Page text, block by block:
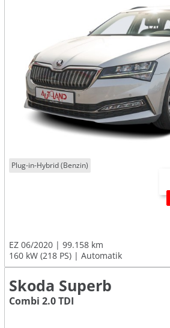
Plug-in-Hybrid (Benzin)
EZ 06/2020
99.158 km
160 kW (218 PS)
Automatik
Skoda Superb
Combi 2.0 TDI